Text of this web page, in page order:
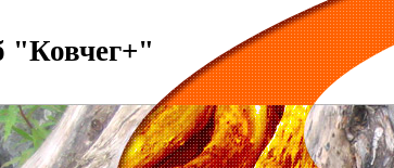
"Ковчег+"